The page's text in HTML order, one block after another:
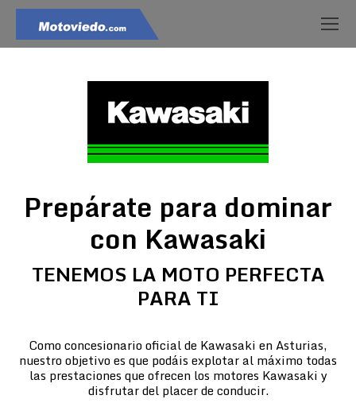
Prepárate para dominar
con Kawasaki
TENEMOS LA MOTO PERFECTA
PARA TI
Como concesionario oficial de Kawasaki en Asturias,
nuestro objetivo es que podáis explotar al máximo todas
las prestaciones que ofrecen los motores Kawasaki y
disfrutar del placer de conducir.